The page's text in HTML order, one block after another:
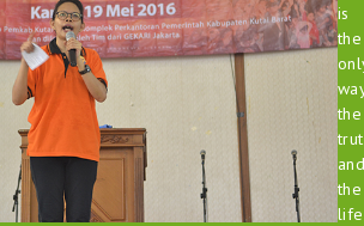
is
the
the
the
life